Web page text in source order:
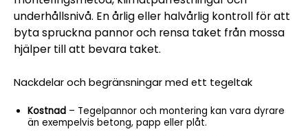
underhållsnivå. En årlig eller halvårlig kontroll för att
byta spruckna pannor och rensa taket från mossa
hjälper till att bevara taket.
Nackdelar och begränsningar med ett tegeltak
Kostnad – Tegelpannor och montering kan vara dyrare
än exempelvis betong, papp eller plåt.